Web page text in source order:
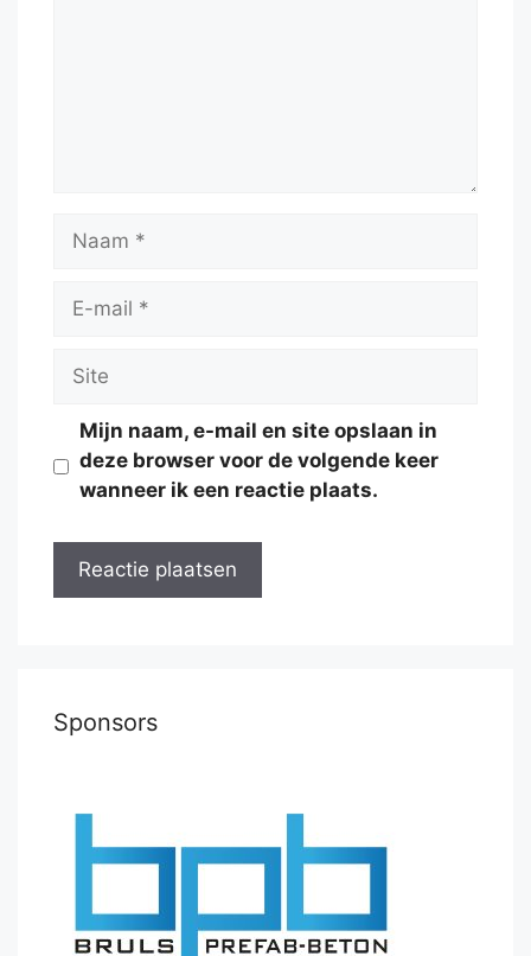
Naam
Site
Mijn naam, e-mail en site opslaan in
deze browser voor de volgende keer
wanneer ik een reactie plaats.
Sponsors